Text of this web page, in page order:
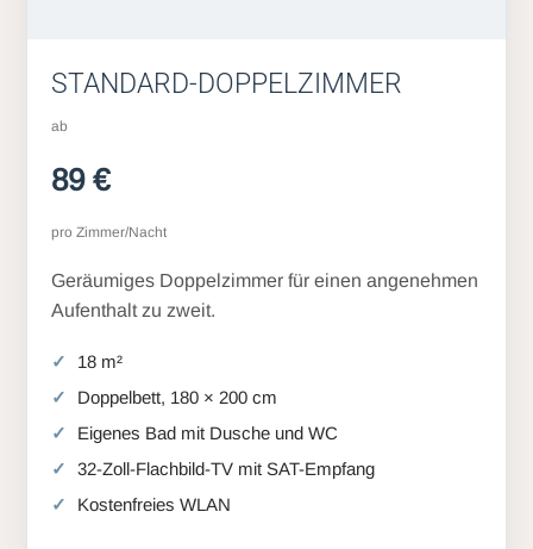
STANDARD-DOPPELZIMMER
ab
89 €
pro Zimmer/Nacht
Geräumiges Doppelzimmer für einen angenehmen
Aufenthalt zu zweit.
18 m²
Doppelbett, 180 × 200 cm
Eigenes Bad mit Dusche und WC
32-Zoll-Flachbild-TV mit SAT-Empfang
Kostenfreies WLAN